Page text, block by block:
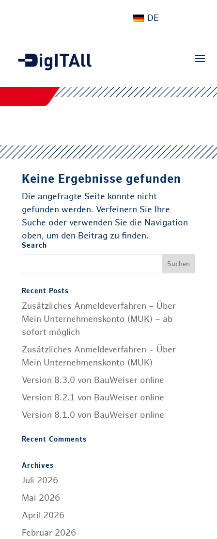
DE
Keine Ergebnisse gefunden
Die angefragte Seite konnte nicht
gefunden werden. Verfeinern Sie Ihre
Suche oder verwenden Sie die Navigation
oben, um den Beitrag zu finden.
Search
Recent Posts
Zusätzliches Anmeldeverfahren – Über
Mein Unternehmenskonto (MUK) – ab
sofort möglich
Zusätzliches Anmeldeverfahren – Über
Mein Unternehmenskonto (MUK)
Version 8.3.0 von BauWeiser online
Version 8.2.1 von BauWeiser online
Version 8.1.0 von BauWeiser online
Recent Comments
Archives
Juli 2026
Mai 2026
April 2026
Februar 2026